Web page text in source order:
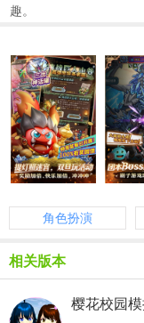
趣。
角色扮演
相关版本
樱花校园